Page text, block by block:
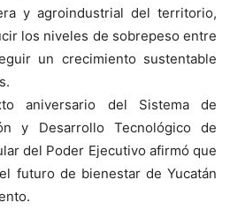
y agroindustrial del territorio,
los niveles de sobrepeso entre
un crecimiento sustentable
aniversario del Sistema de
y Desarrollo Tecnológico de
del Poder Ejecutivo afirmó que
futuro de bienestar de Yucatán